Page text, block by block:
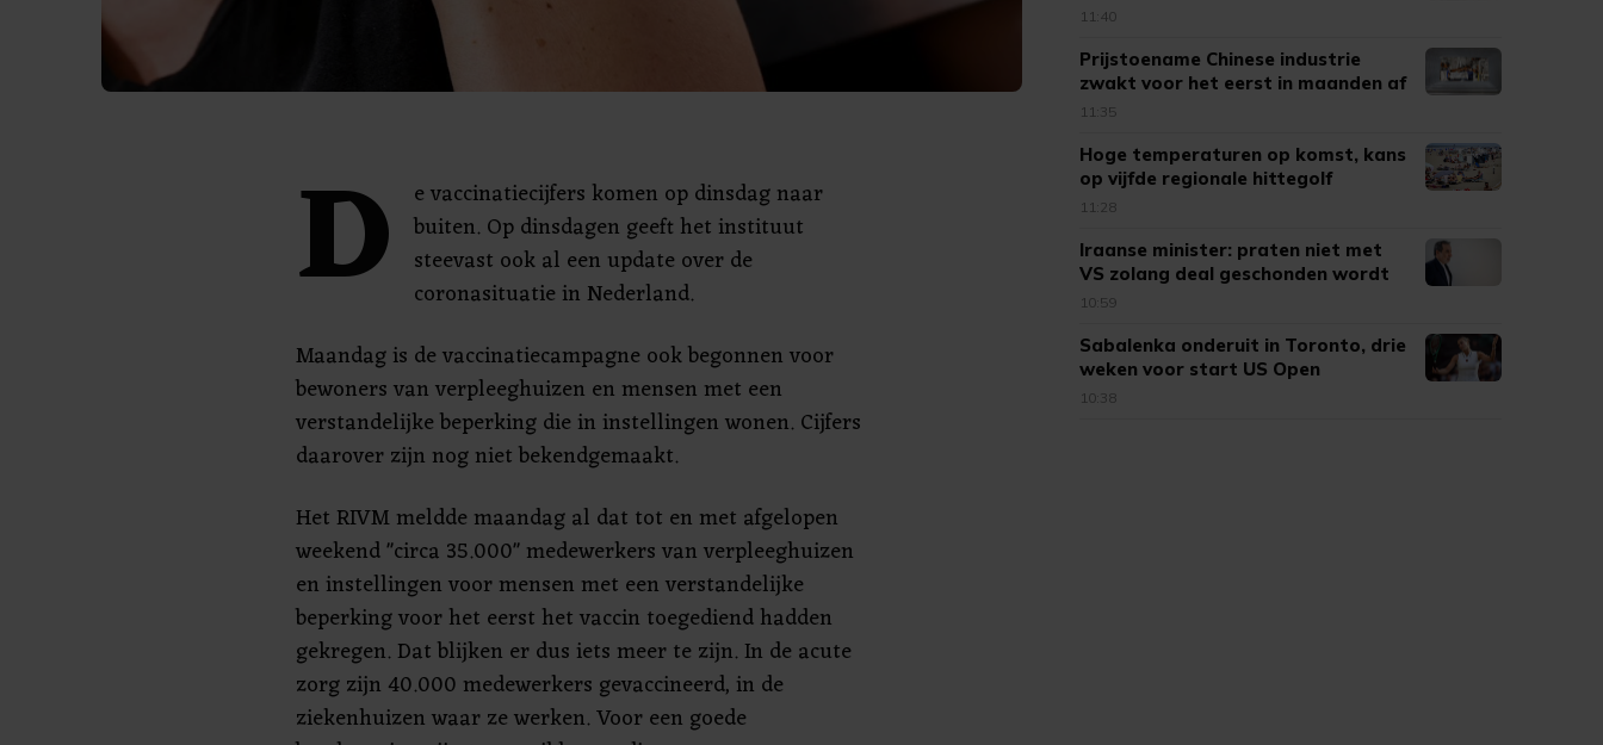
D
e vaccinatiecijfers komen op dinsdag naar
buiten. Op dinsdagen geeft het instituut
steevast ook al een update over de
coronasituatie in Nederland.
Maandag is de vaccinatiecampagne ook begonnen voor
bewoners van verpleeghuizen en mensen met een
verstandelijke beperking die in instellingen wonen. Cijfers
daarover zijn nog niet bekendgemaakt.
Het RIVM meldde maandag al dat tot en met afgelopen
weekend "circa 35.000" medewerkers van verpleeghuizen
en instellingen voor mensen met een verstandelijke
beperking voor het eerst het vaccin toegediend hadden
gekregen. Dat blijken er dus iets meer te zijn. In de acute
zorg zijn 40.000 medewerkers gevaccineerd, in de
ziekenhuizen waar ze werken. Voor een goede
11:40
Prijstoename Chinese industrie
zwakt voor het eerst in maanden af
11:35
Hoge temperaturen op komst, kans
op vijfde regionale hittegolf
11:28
Iraanse minister: praten niet met
VS zolang deal geschonden wordt
10:59
Sabalenka onderuit in Toronto, drie
weken voor start US Open
10:38